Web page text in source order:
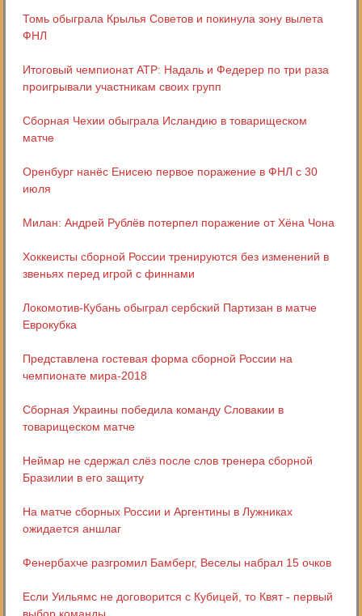
Томь обыграла Крылья Советов и покинула зону вылета
ФНЛ
Итоговый чемпионат АТР: Надаль и Федерер по три раза
проигрывали участникам своих групп
Сборная Чехии обыграла Исландию в товарищеском
матче
Оренбург нанёс Енисею первое поражение в ФНЛ с 30
июля
Милан: Андрей Рублёв потерпел поражение от Хёна Чона
Хоккеисты сборной России тренируются без изменений в
звеньях перед игрой с финнами
Локомотив-Кубань обыграл сербский Партизан в матче
Еврокубка
Представлена гостевая форма сборной России на
чемпионате мира-2018
Сборная Украины победила команду Словакии в
товарищеском матче
Неймар не сдержал слёз после слов тренера сборной
Бразилии в его защиту
На матче сборных России и Аргентины в Лужниках
ожидается аншлаг
Фенербахче разгромил Бамберг, Веселы набрал 15 очков
Если Уильямс не договорится с Кубицей, то Квят - первый